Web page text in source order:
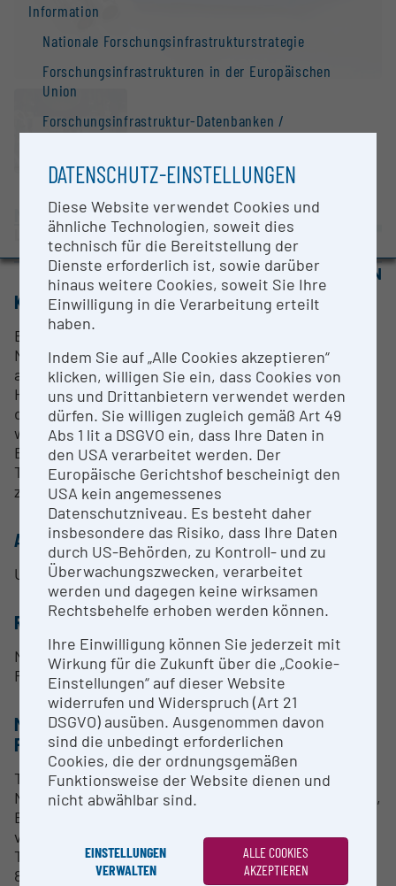
Information
Nationale Forschungs­infrastruktur­strategie
Forschungs­infrastrukturen in der Europäischen
Union
Forschungs­infrastruktur-Datenbanken /
BMBWF-Forschungsinfrastruktur-Datenbank:
Evaluierungsstudie 2022
Auszeichnungen und Pressemeldungen
Montanuniversität Leoben
Leoben |Website
OPEN FOR COLLABORATION
KURZBESCHREIBUNG
Es handelt sich um einen MEMS-basierten
Nanoindenter für den Einsatz in einem in-situ REM,
ausgestattet mit CSM Technologie und
Hochtemperaturmessmöglichkeit bis 800°C. Durch
die MEMS-Technologie kann sehr schnell gemessen
werden, was das Gerät ideal für flächige Mappings,
Ermüdungs- und Bruchuntersuchungen macht.
Typische Lasten liegen im Bereich weniger µN bis
zu 200 mN, Wege von wenigen nm bis zu µm.
ANSPRECHPERSON
Univ. Prof. Dr. Daniel Kiener
RESEARCH SERVICES
Nanomechanische Untersuchungen nach
Rücksprache.
METHODEN & EXPERTISE ZUR
FORSCHUNGSINFRASTRUKTUR
Typische Experimente umfassen
Nanohärtemessungen, miniaturisierte Druck-, Zug-,
Biege-, Ermüdungs- oder Bruchversuche an
verschiedensten Werkstoffen in einem
Temperaturbereich von Raumtemperatur bis zu
800°C.
DATENSCHUTZ-EINSTELLUNGEN
Diese Website verwendet Cookies und
ähnliche Technologien, soweit dies
technisch für die Bereitstellung der
Dienste erforderlich ist, sowie darüber
hinaus weitere Cookies, soweit Sie Ihre
Einwilligung in die Verarbeitung erteilt
haben.
Indem Sie auf „Alle Cookies akzeptieren“
klicken, willigen Sie ein, dass Cookies von
uns und Drittanbietern verwendet werden
dürfen. Sie willigen zugleich gemäß Art 49
Abs 1 lit a DSGVO ein, dass Ihre Daten in
den USA verarbeitet werden. Der
Europäische Gerichtshof bescheinigt den
USA kein angemessenes
Datenschutzniveau. Es besteht daher
insbesondere das Risiko, dass Ihre Daten
durch US-Behörden, zu Kontroll- und zu
Überwachungszwecken, verarbeitet
werden und dagegen keine wirksamen
Rechtsbehelfe erhoben werden können.
Ihre Einwilligung können Sie jederzeit mit
Wirkung für die Zukunft über die „Cookie-
Einstellungen“ auf dieser Website
widerrufen und Widerspruch (Art 21
DSGVO) ausüben. Ausgenommen davon
sind die unbedingt erforderlichen
Cookies, die der ordnungsgemäßen
Funktionsweise der Website dienen und
nicht abwählbar sind.
EINSTELLUNGEN
VERWALTEN
ALLE COOKIES
AKZEPTIEREN